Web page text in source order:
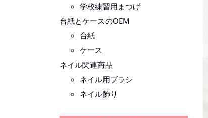
学校練習用まつげ
台紙とケースのOEM
台紙
ケース
ネイル関連商品
ネイル用ブラシ
ネイル飾り